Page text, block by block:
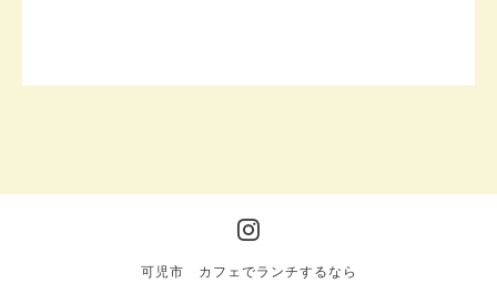
可児市 カフェでランチするなら